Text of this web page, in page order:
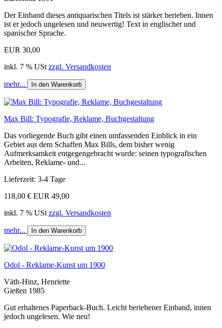
Der Einband dieses antiquarischen Titels ist stärker berieben. Innen
ist er jedoch ungelesen und neuwertig! Text in englischer und
spanischer Sprache.
EUR 30,00
inkl. 7 % USt zzgl. Versandkosten
mehr... In den Warenkorb
Max Bill: Typografie, Reklame, Buchgestaltung
Das vorliegende Buch gibt einen umfassenden Einblick in ein
Gebiet aus dem Schaffen Max Bills, dem bisher wenig
Aufmerksamkeit entgegengebracht wurde: seinen typografischen
Arbeiten, Reklame- und...
Lieferzeit: 3-4 Tage
118,00 € EUR 49,00
inkl. 7 % USt zzgl. Versandkosten
mehr... In den Warenkorb
Odol - Reklame-Kunst um 1900
Väth-Hinz, Henriette
Gießen 1985
Gut erhaltenes Paperback-Buch. Leicht beriebener Einband, innen
jedoch ungelesen. Wie neu!